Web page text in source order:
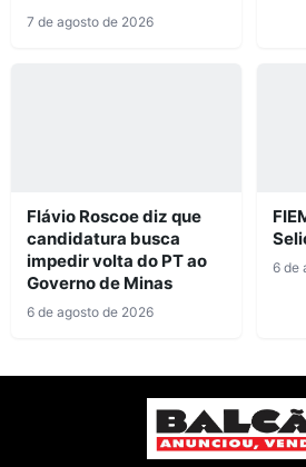
7 de agosto de 2026
Flávio Roscoe diz que
candidatura busca
impedir volta do PT ao
Governo de Minas
6 de agosto de 2026
6 de